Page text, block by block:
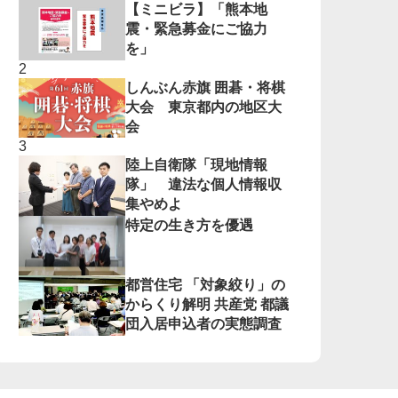
【ミニビラ】「熊本地
震・緊急募金にご協力
を」
しんぶん赤旗 囲碁・将棋
大会 東京都内の地区大
会
陸上自衛隊「現地情報
隊」 違法な個人情報収
集やめよ
特定の生き方を優遇
都営住宅 「対象絞り」の
からくり解明 共産党 都議
団入居申込者の実態調査